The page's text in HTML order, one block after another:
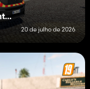
Renault Master IV VTU com interior
20 de julho de 2026